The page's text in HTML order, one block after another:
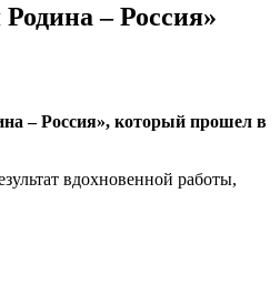
– Россия»
– Россия», который прошел в
вдохновенной работы,